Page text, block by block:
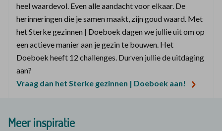
heel waardevol. Even alle aandacht voor elkaar. De
herinneringen die je samen maakt, zijn goud waard. Met
het Sterke gezinnen | Doeboek dagen we jullie uit om op
een actieve manier aan je gezin te bouwen. Het
Doeboek heeft 12 challenges. Durven jullie de uitdaging
aan?
Vraag dan het Sterke gezinnen | Doeboek aan!
Meer inspiratie